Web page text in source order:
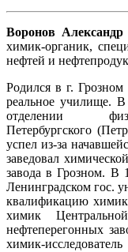
Воронов Александр
химик-органик,
нефтей и
Родился в г. Грозном
реальное училище.
отделении
Петербургского
успел из-за
заведовал
завода в Грозном. В
Ленинградском гос.
квалификацию
химик
нефтеперегонных
химик-